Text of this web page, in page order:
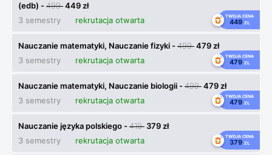
(edb) -499449 zł
3 semestry
rekrutacja otwarta TWOJA CENA
449 ZŁ
Nauczanie matematyki, Nauczanie fizyki -499479 zł
3 semestry
rekrutacja otwarta TWOJA CENA
479 ZŁ
Nauczanie matematyki, Nauczanie biologii -499479 zł
3 semestry
rekrutacja otwarta TWOJA CENA
479 ZŁ
Nauczanie języka polskiego -419 379 zł
3 semestry
rekrutacja otwarta TWOJA CENA
379 ZŁ